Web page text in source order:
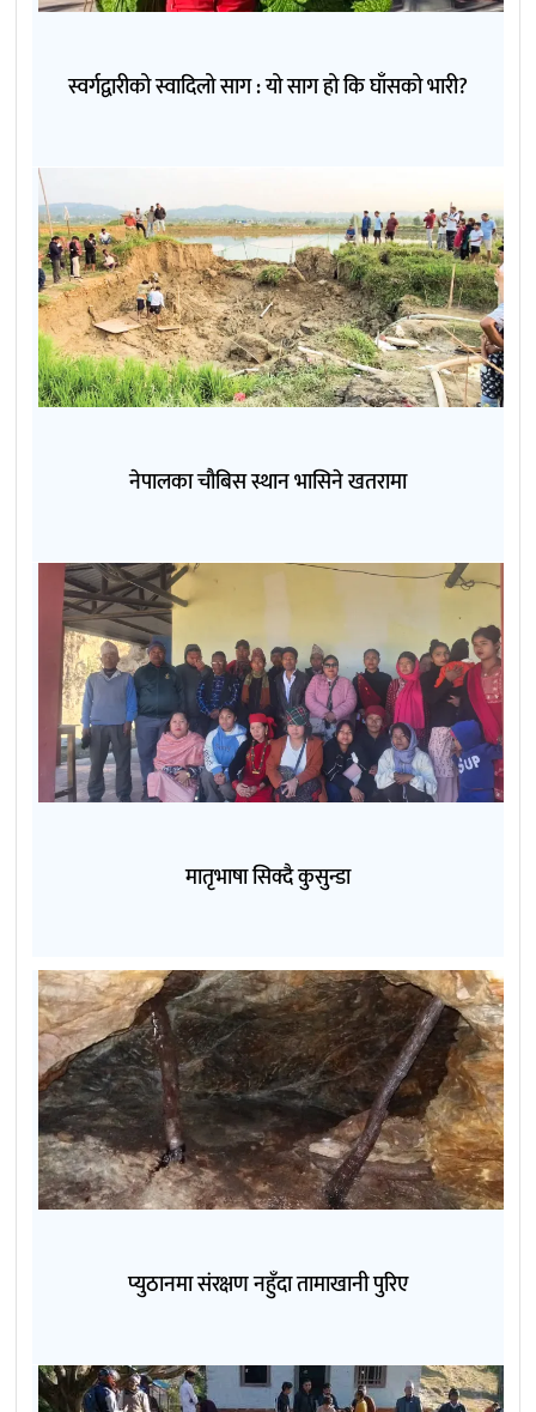
स्वर्गद्वारीको स्वादिलो साग : यो साग हो कि घाँसको भारी?
नेपालका चौबिस स्थान भासिने खतरामा
मातृभाषा सिक्दै कुसुन्डा
प्युठानमा संरक्षण नहुँदा तामाखानी पुरिए